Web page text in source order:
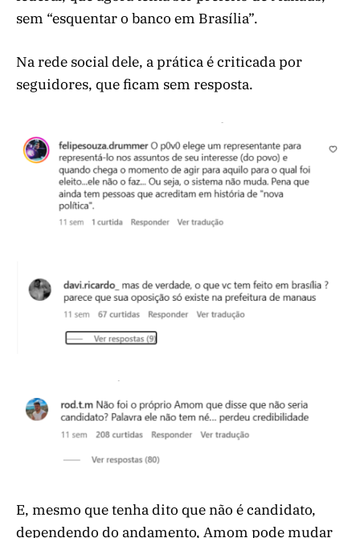
sem “esquentar o banco em Brasília”.
Na rede social dele, a prática é criticada por
seguidores, que ficam sem resposta.
E, mesmo que tenha dito que não é candidato,
dependendo do andamento, Amom pode mudar